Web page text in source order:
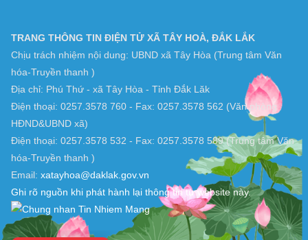
TRANG THÔNG TIN ĐIỆN TỬ XÃ TÂY HOÀ, ĐẮK LẮK
Chịu trách nhiệm nội dung: UBND xã Tây Hòa (Trung tâm Văn
hóa-Truyền thanh )
Địa chỉ: Phú Thứ - xã Tây Hòa - Tỉnh Đắk Lăk
Điện thoại: 0257.3578 760 - Fax: 0257.3578 562 (Văn phòng
HĐND&UBND xã)
Điện thoại: 0257.3578 532 - Fax: 0257.3578 589 (Trung tâm Văn
hóa-Truyền thanh )
Email:xatayhoa@daklak.gov.vn